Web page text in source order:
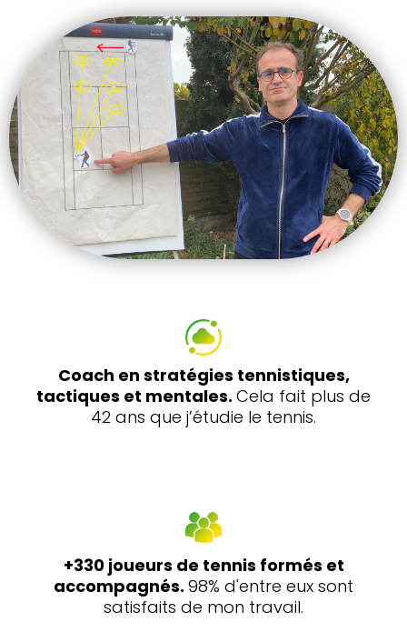
Coach en stratégies tennistiques,
tactiques et mentales. Cela fait plus de
42 ans que j’étudie le tennis.
+330 joueurs de tennis formés et
accompagnés. 98% d'entre eux sont
satisfaits de mon travail.